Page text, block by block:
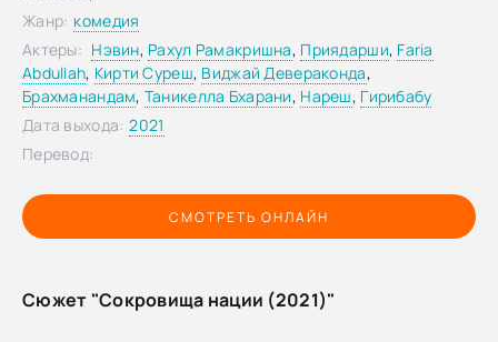
СМОТРЕТЬ ОНЛАЙН
Жанр: комедия
Актеры: Нэвин, Рахул Рамакришна, Приядарши, Faria
Abdullah, Кирти Суреш, Виджай Девераконда,
Брахманандам, Таникелла Бхарани, Нареш, Гирибабу
Дата выхода: 2021
Перевод:
Сюжет "Сокровища нации (2021)"